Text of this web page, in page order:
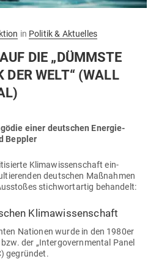
in Politik & Aktuelles
DIE „DÜMMSTE
DER WELT“ (WALL
einer deut­schen Ener­gie­
Beppler
Kli­ma­wis­sen­schaft ein­
deut­schen Maß­nahmen
stich­wort­artig behandelt:
Klimawissenschaft
Nationen wurde in den 1980er
der „Inter­go­vern­mental Panel
gegründet.